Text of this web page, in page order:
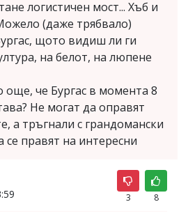
логистичен мост... Хъб и
(даже трябвало)
щото видиш ли ги
на белот, на люпене
още, че Бургас в момента 8
Не могат да оправят
а тръгнали с грандомански
се правят на интересни
3 8